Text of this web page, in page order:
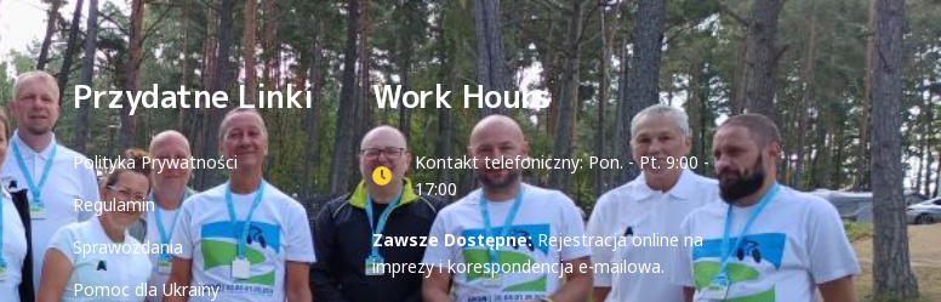
Przydatne Linki
Polityka Prywatności
Regulamin
Sprawozdania
Pomoc dla Ukrainy
Work Hours
Kontakt telefoniczny: Pon. - Pt. 9:00 -
17:00
Zawsze Dostępne:Rejestracja online na
imprezy i korespondencja e-mailowa.